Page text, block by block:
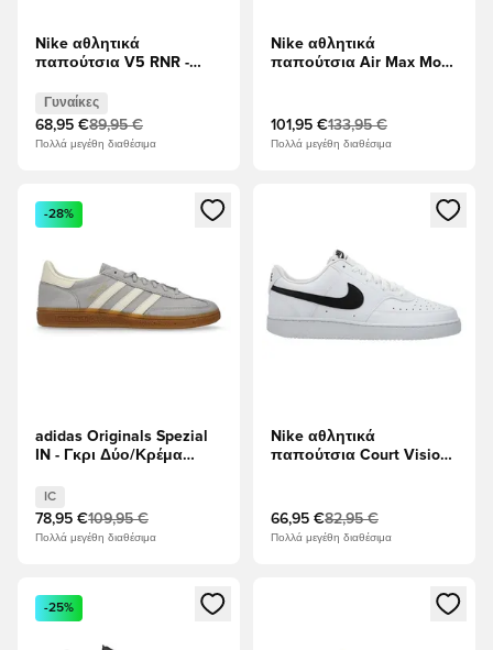
Nike αθλητικά
παπούτσια V5 RNR -
Γυναίκες
Γυναίκες
68,95 €89,95 €
Πολλά μεγέθη διαθέσιμα
Nike αθλητικά
παπούτσια Air Max Moto
Σκούρο Γκρι
101,95 €133,95 €
Πολλά μεγέθη διαθέσιμα
Ανοίγει ένα Modal για να συνδεθείτε ή να εγγραφείτε ως
-28%
adidas Originals Spezial
IN - Γκρι Δύο/Κρέμα
IC
78,95 €109,95 €
Πολλά μεγέθη διαθέσιμα
Ανοίγει ένα Modal για να
Nike αθλητικά
παπούτσια Court Vision
66,95 €82,95 €
Πολλά μεγέθη διαθέσιμα
Ανοίγει ένα Modal για να συνδεθείτε ή να εγγραφείτε ως
-25%
Ανοίγει ένα Modal για να